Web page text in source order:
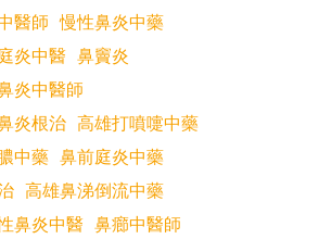
醫師 慢性鼻炎中藥
炎中醫 鼻竇炎
炎中醫師
炎根治 高雄打噴嚏中藥
中藥 鼻前庭炎中藥
高雄鼻涕倒流中藥
鼻炎中醫 鼻癤中醫師